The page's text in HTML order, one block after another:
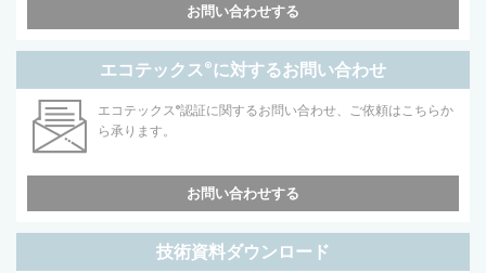
お問い合わせする
エコテックス®に対するお問い合わせ
エコテックス®認証に関するお問い合わせ、ご依頼はこちらか
ら承ります。
お問い合わせする
技術資料ダウンロード